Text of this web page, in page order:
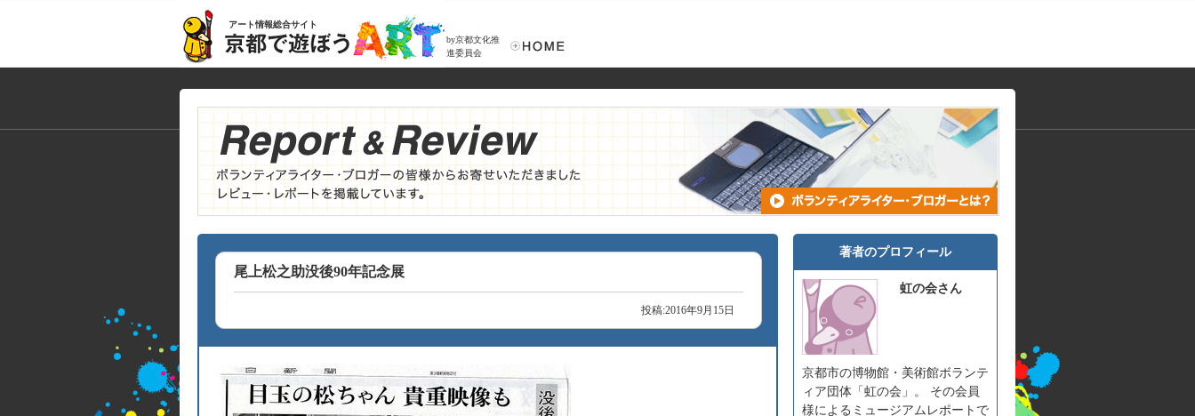
アート情報総合サイト
by京都文化推
進委員会
尾上松之助没後90年記念展
投稿:2016年9月15日
著者のプロフィール
虹の会さん
京都市の博物館・美術館ボランテ
ィア団体「虹の会」。 その会員
様によるミュージアムレポートで